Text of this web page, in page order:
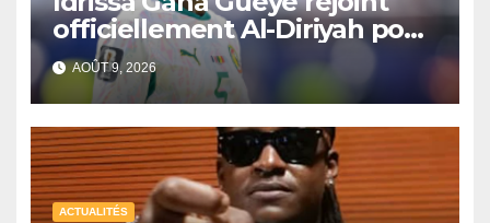
officiellement Al-Diriyah pour
une saison
AOÛT 9, 2026
ACTUALITÉS